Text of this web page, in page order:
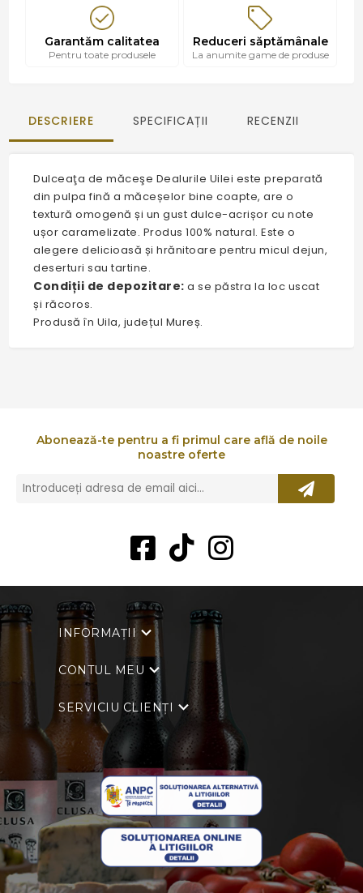
Garantăm calitatea
Pentru toate produsele
Reduceri săptămânale
La anumite game de produse
DESCRIERE SPECIFICAȚII RECENZII
Dulceaţa de măceşe Dealurile Uilei este preparată
din pulpa fină a măceșelor bine coapte, are o
textură omogenă și un gust dulce-acrișor cu note
ușor caramelizate. Produs 100% natural. Este o
alegere delicioasă și hrănitoare pentru micul dejun,
deserturi sau tartine.
Condiții de depozitare: a se păstra la loc uscat
și răcoros.
Produsă în Uila, județul Mureș.
Abonează-te pentru a fi primul care află de noile
noastre oferte
INFORMAȚII
CONTUL MEU
SERVICIU CLIENȚI